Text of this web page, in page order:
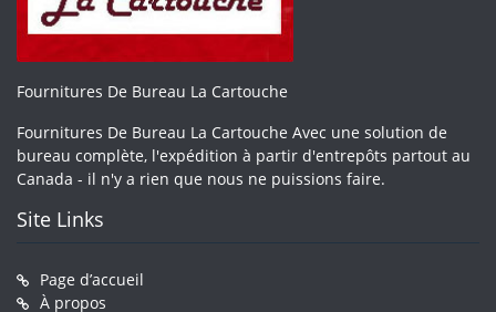
Fournitures De Bureau La Cartouche
Fournitures De Bureau La Cartouche Avec une solution de
bureau complète, l'expédition à partir d'entrepôts partout au
Canada - il n'y a rien que nous ne puissions faire.
Site Links
Page d’accueil
À propos